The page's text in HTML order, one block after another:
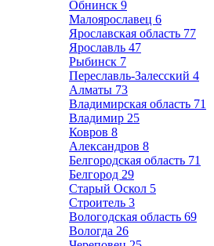
Обнинск 9
Малоярославец 6
Ярославская область 77
Ярославль 47
Рыбинск 7
Переславль-Залесский 4
Алматы 73
Владимирская область 71
Владимир 25
Ковров 8
Александров 8
Белгородская область 71
Белгород 29
Старый Оскол 5
Строитель 3
Вологодская область 69
Вологда 26